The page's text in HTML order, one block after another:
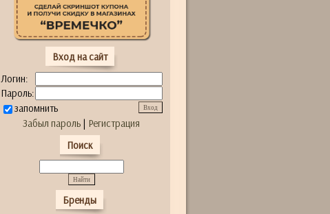
Вход на сайт
Логин:
Пароль:
запомнить
Забыл пароль | Регистрация
Поиск
Бренды